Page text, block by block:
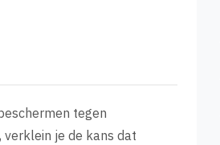
tegen
verklein je de kans dat